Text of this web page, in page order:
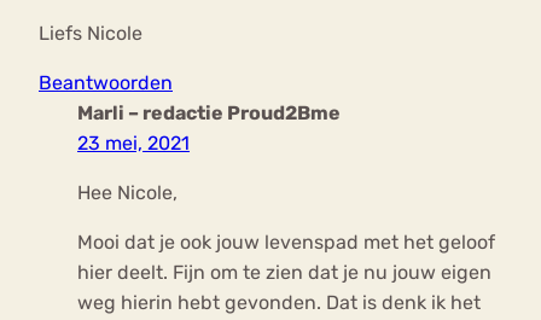
Liefs Nicole
Beantwoorden
Marli – redactie Proud2Bme
23 mei, 2021
Hee Nicole,
Mooi dat je ook jouw levenspad met het geloof
hier deelt. Fijn om te zien dat je nu jouw eigen
weg hierin hebt gevonden. Dat is denk ik het